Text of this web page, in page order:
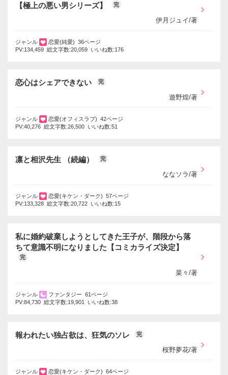
【極上の悪い男シリーズ】 完
伊月ジュイ/著
ジャンル
恋愛(純愛) 36ページ
PV:134,459 総文字数:20,059 いいね数:176
恋心はシェアできない 完
遊野煌/著
ジャンル
恋愛(オフィスラブ) 42ページ
PV:40,276 総文字数:26,500 いいね数:51
凛と相沢先生 （続編） 完
ななソラ/著
ジャンル
恋愛(キケン・ダーク) 57ページ
PV:133,328 総文字数:20,722 いいね数:15
私に婚約破棄しようとしてきた王子が、階段から落
ちて意識不明になりました【コミカライズ決定】
完
菜々/著
ジャンル
ファンタジー 61ページ
PV:84,730 総文字数:19,901 いいね数:38
報われたい独占欲は、狂気のソレ 完
桜野夢花/著
ジャンル
恋愛(キケン・ダーク) 64ページ